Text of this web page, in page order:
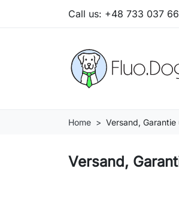
Call us: +48 733 037
Home Versand,
Versand,